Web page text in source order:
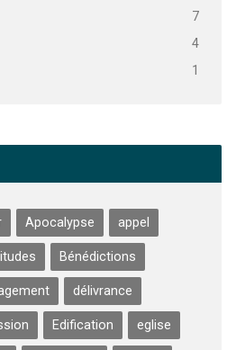
7
4
1
Apocalypse appel
Bénédictions
délivrance
Edification eglise